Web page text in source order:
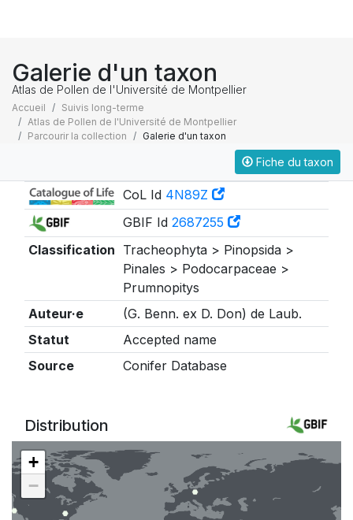
Galerie d'un taxon
Atlas de Pollen de l'Université de Montpellier
Accueil
Suivis long-terme
Atlas de Pollen de l'Université de Montpellier
Parcourir la collection
Galerie d'un taxon
Fiche du taxon
CoL Id 4N89Z
GBIF Id 2687255
Classification Tracheophyta > Pinopsida >
Pinales > Podocarpaceae >
Prumnopitys
Auteur·e
(G. Benn. ex D. Don) de Laub.
Statut
Accepted name
Source
Conifer Database
Distribution
+
−